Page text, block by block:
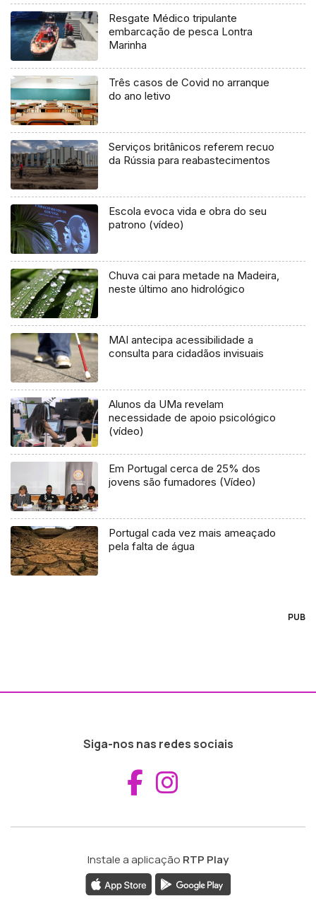
Resgate Médico tripulante
embarcação de pesca Lontra
Marinha
Três casos de Covid no arranque
do ano letivo
Serviços britânicos referem recuo
da Rússia para reabastecimentos
Escola evoca vida e obra do seu
patrono (vídeo)
Chuva cai para metade na Madeira,
neste último ano hidrológico
MAI antecipa acessibilidade a
consulta para cidadãos invisuais
Alunos da UMa revelam
necessidade de apoio psicológico
(vídeo)
Em Portugal cerca de 25% dos
jovens são fumadores (Vídeo)
Portugal cada vez mais ameaçado
pela falta de água
PUB
Siga-nos nas redes sociais
Aceder ao
Instale a aplicação RTP Play